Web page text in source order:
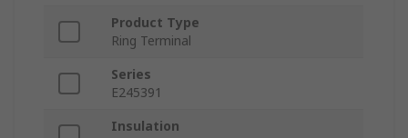
Product Type
Ring Terminal
Series
E245391
Insulation